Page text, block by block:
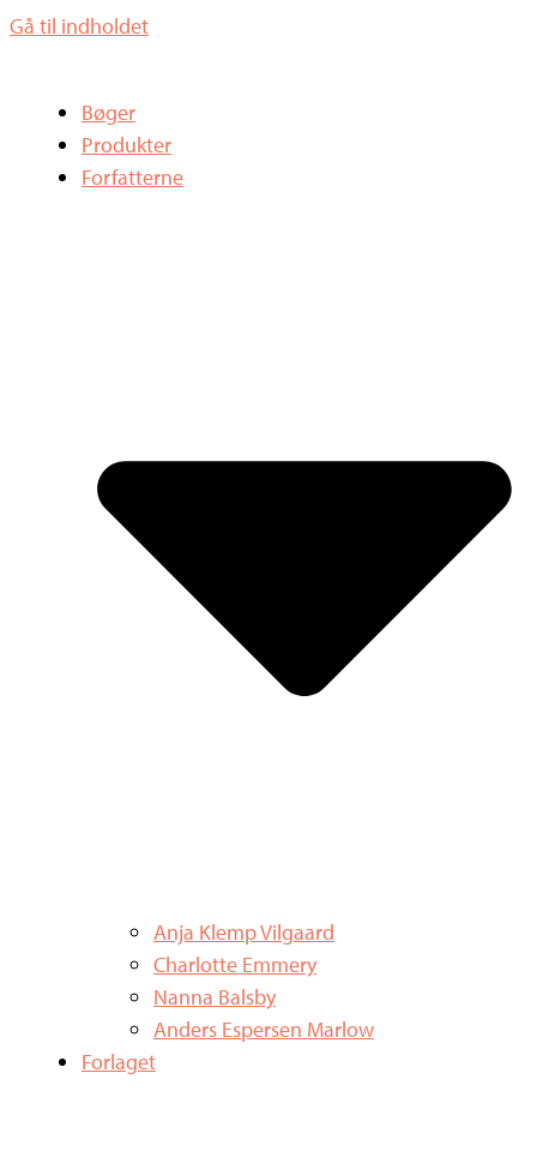
Gå til indholdet
Bøger
Produkter
Forfatterne
Anja Klemp Vilgaard
Charlotte Emmery
Nanna Balsby
Anders Espersen Marlow
Forlaget